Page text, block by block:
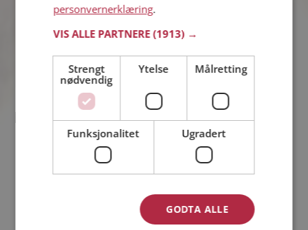
Søker mann 35 - 49 år
Virker ikke denne single personen
hyggelig? Det tar bare ett minutt å bli
medlem på Møteplassen, slik at du kan
finne ut alt om Linda.
33 år fra Time i Rogaland
Vil du vite mer om Jonathan? Du kan
opplysninger og bilder hvis du er
medlem på Møteplassen.
personvernerklæring.
VIS ALLE PARTNERE(1913) →
Strengt
nødvendig
Ytelse Målretting
Funksjonalitet Ugradert
GODTA ALLE